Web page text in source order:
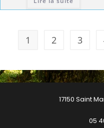
1 2 3
17150 Saint
05